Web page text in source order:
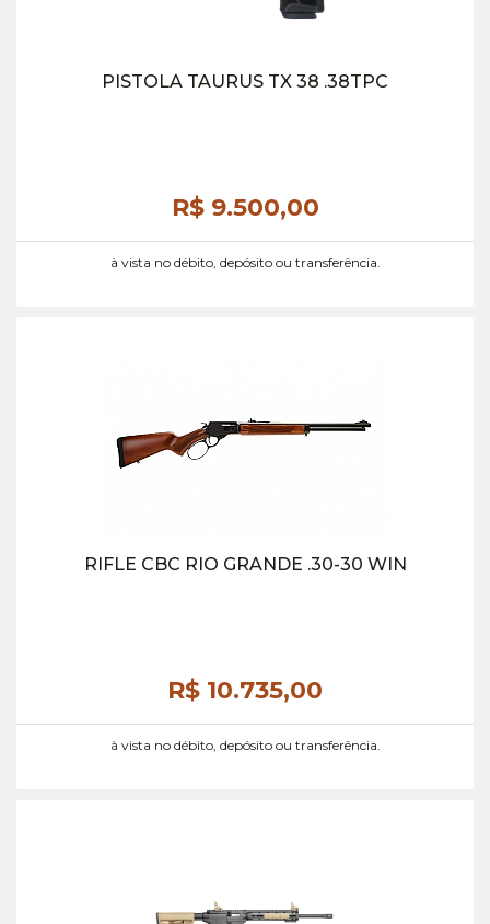
PISTOLA TAURUS TX 38 .38TPC
R$ 9.500,00
à vista no débito, depósito ou transferência.
RIFLE CBC RIO GRANDE .30-30 WIN
R$ 10.735,00
à vista no débito, depósito ou transferência.